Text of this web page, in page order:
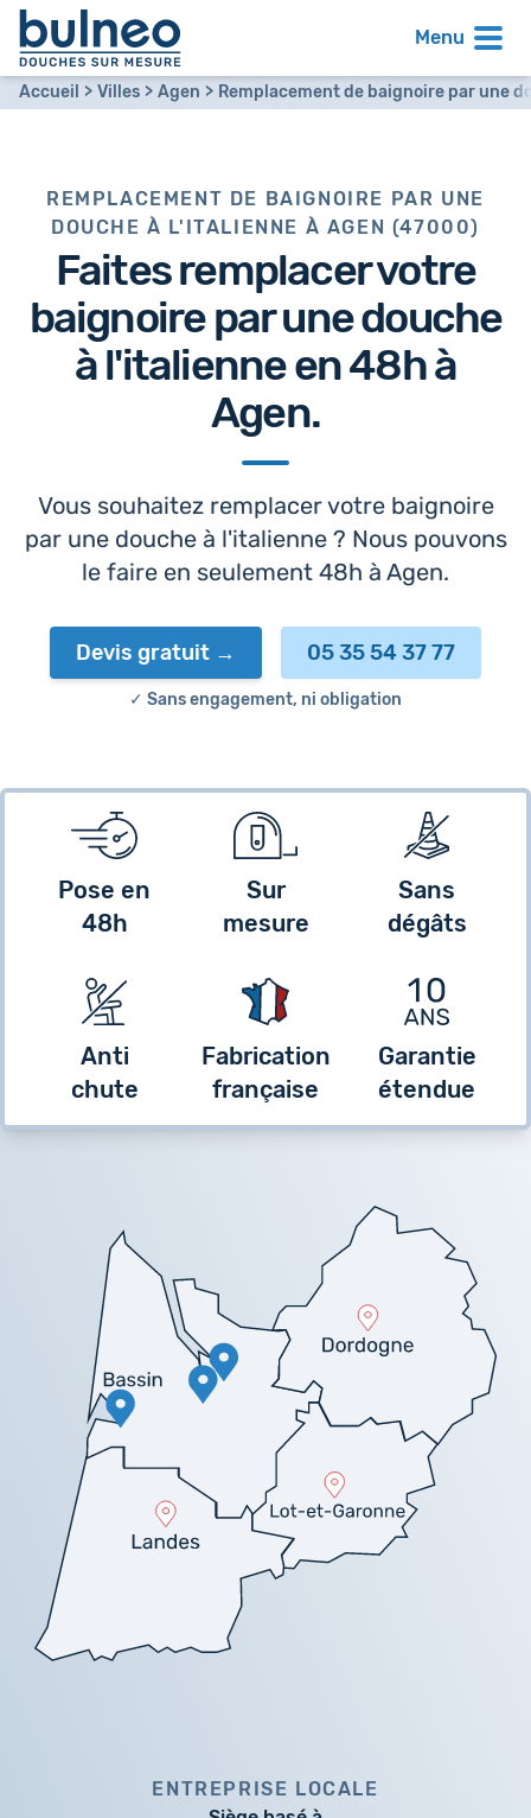
Menu
Accueil Villes Agen Remplacement de baignoire par une
REMPLACEMENT DE BAIGNOIRE PAR UNE
DOUCHE À L'ITALIENNE À AGEN (47000)
Faites remplacer votre
baignoire parune douche
à l'italienne en 48hà
Agen.
Vous souhaitez remplacer votre baignoire
par une douche à l'italienne ? Nous pouvons
le faire en seulement 48h à Agen.
Devis gratuit 05 35 54 37 77
✓ Sans engagement, ni obligation
Pose en
48h
Sur
mesure
Sans
dégâts
Anti
chute
Fabrication
française
Garantie
étendue
ENTREPRISE LOCALE